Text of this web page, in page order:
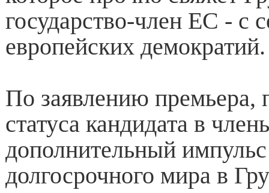
государство-член ЕС - с
европейских демократий.
По заявлению премьера,
статуса кандидата в
дополнительный
долгосрочного мира в